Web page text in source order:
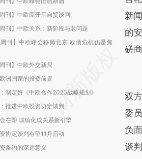
周刊】中欧应开启自贸谈判
周刊】中欧关系：新阶段与老问题
周刊】中欧峰会移师北京 欧债危机仍是焦
周刊】中欧外交新局
洲国家的投资前景
制定好《中欧合作2020战略规划》
推进中欧投资协定谈判
在即 城镇化成关系新引擎
协定谈判有望11月启动
条约的深远意义
而
比
新
的
磋
双
委
负
谈判